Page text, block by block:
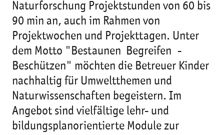
Naturforschung Projektstunden von 60 bis
90 min an, auch im Rahmen von
Projektwochen und Projekttagen. Unter
dem Motto "Bestaunen  Begreifen -
Beschützen" möchten die Betreuer Kinder
nachhaltig für Umweltthemen und
Naturwissenschaften begeistern. Im
Angebot sind vielfältige lehr- und
bildungsplanorientierte Module zur